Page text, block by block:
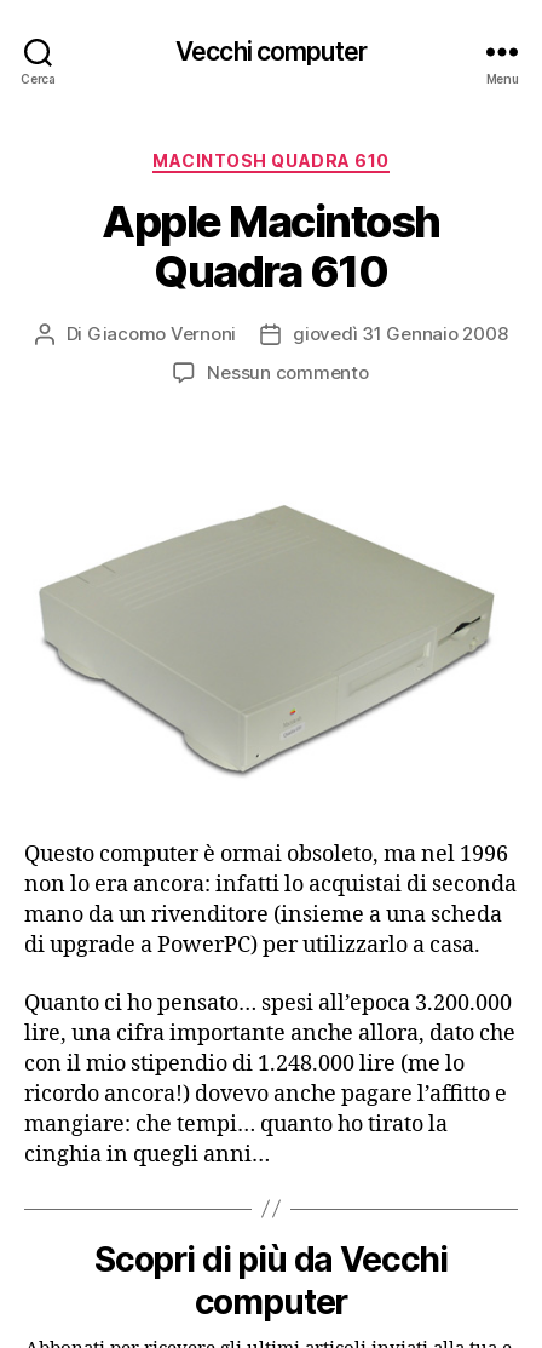
Cerca
Vecchi computer
Menu
Categorie
MACINTOSH QUADRA 610
Apple Macintosh
Quadra 610
Autore
Di Giacomo Vernoni
Datagiovedì 31 Gennaio 2008
Nessun commentosu
Questo computer è ormai obsoleto, ma nel 1996
non lo era ancora: infatti lo acquistai di seconda
mano da un rivenditore (insieme a una scheda
di upgrade a PowerPC) per utilizzarlo a casa.
Quanto ci ho pensato… spesi all’epoca 3.200.000
lire, una cifra importante anche allora, dato che
con il mio stipendio di 1.248.000 lire (me lo
ricordo ancora!) dovevo anche pagare l’affitto e
mangiare: che tempi… quanto ho tirato la
cinghia in quegli anni…
Scopri di più da Vecchi
computer